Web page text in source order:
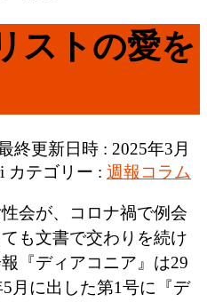
ストの愛を
終更新日時 : 2025年3月
カテゴリー : 週報コラム
会が、コロナ禍で例会
も文書で交わりを続け
『ディアコニア』は29
月に出した第1号に『デ